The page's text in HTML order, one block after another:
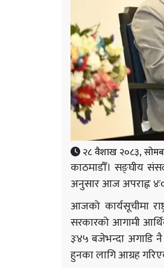
२८ वैशाख २०८३,
काठमाडौँ। सङ्घीय
अनुसार आज अपराह्न
आजको कार्यसूचीमा
सरकारको आगामी
३ः४५ बजेभन्दा अगाडि
हुनका लागि आग्रह